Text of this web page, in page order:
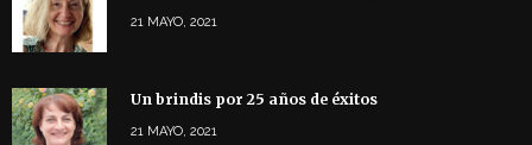
21 MAYO, 2021
Un brindis por 25 años de éxitos
21 MAYO, 2021